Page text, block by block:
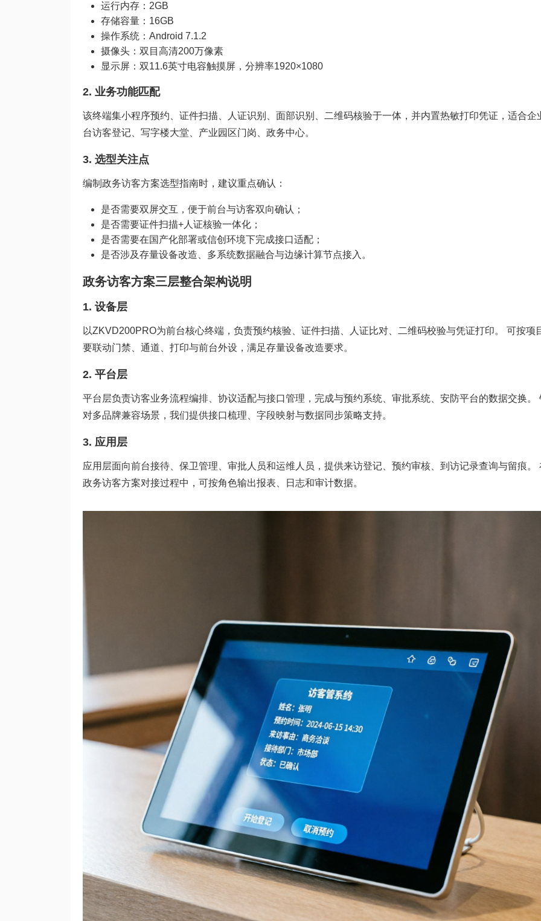
运行内存：2GB
存储容量：16GB
操作系统：Android 7.1.2
摄像头：双目高清200万像素
显示屏：双11.6英寸电容触摸屏，分辨率1920×1080
2. 业务功能匹配
该终端集小程序预约、证件扫描、人证识别、面部识别、二维码核验于一体，并内置热敏打印凭证，适合企
台访客登记、写字楼大堂、产业园区门岗、政务中心。
3. 选型关注点
编制政务访客方案选型指南时，建议重点确认：
是否需要双屏交互，便于前台与访客双向确认；
是否需要证件扫描+人证核验一体化；
是否需要在国产化部署或信创环境下完成接口适配；
是否涉及存量设备改造、多系统数据融合与边缘计算节点接入。
政务访客方案三层整合架构说明
1. 设备层
以ZKVD200PRO为前台核心终端，负责预约核验、证件扫描、人证比对、二维码校验与凭证打印。 可按项
要联动门禁、通道、打印与前台外设，满足存量设备改造要求。
2. 平台层
平台层负责访客业务流程编排、协议适配与接口管理，完成与预约系统、审批系统、安防平台的数据交换。
对多品牌兼容场景，我们提供接口梳理、字段映射与数据同步策略支持。
3. 应用层
应用层面向前台接待、保卫管理、审批人员和运维人员，提供来访登记、预约审核、到访记录查询与留痕。
政务访客方案对接过程中，可按角色输出报表、日志和审计数据。